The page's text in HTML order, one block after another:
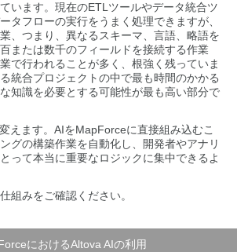
います。現在のETLツールやデータ統合ツ
タフローの実行をうまく処理できますが、
、つまり、異なるスキーマ、言語、略語を
または数千のフィールドを接続する作業
で行われることが多く、根強く残っていま
統合プロジェクトの中で最も時間のかかる
知識を必要とする可能性が最も高い部分で
えます。AIをMapForceに直接組み込むこ
グの構築作業を自動化し、開発者やアナリ
って本当に重要なロジックに集中できるよ
組みをご確認ください。
におけるAltova AIの利用